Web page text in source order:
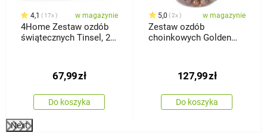
4,1 17x w magazynie
4Home Zestaw ozdób
świątecznych Tinsel, 20
67,99zł
Do koszyka
5,0 2x w magazynie
Zestaw ozdób
choinkowych Golden
127,99zł
Do koszyka
Next